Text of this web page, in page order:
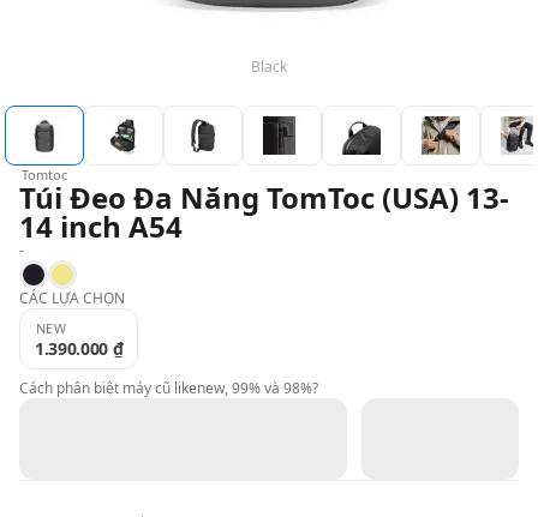
Black
Tomtoc
Túi Đeo Đa Năng TomToc (USA) 13-
14 inch A54
-
BlackKhaki
CÁC LỰA CHỌN
NEW
1.390.000 ₫
Cách phân biệt máy cũ likenew, 99% và 98%?